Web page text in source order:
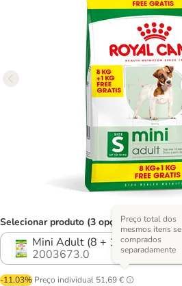
Selecionar produto (3 opções)
Mini Adult (8 + 1 kg)
2003673.0
-11.03% Preço individual 51,69 €
Preço total dos
mesmos itens se
comprados
separadamente